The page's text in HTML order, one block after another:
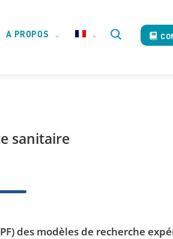
A PROPOS Toggle
sanitaire
des modèles de recherche